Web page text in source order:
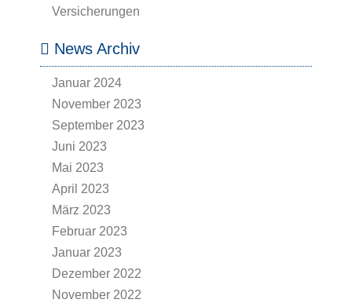
Versicherungen
News Archiv
Januar 2024
November 2023
September 2023
Juni 2023
Mai 2023
April 2023
März 2023
Februar 2023
Januar 2023
Dezember 2022
November 2022